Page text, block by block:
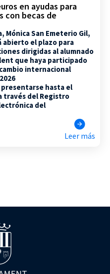
en ayudas para
con becas de
Mónica San Emeterio Gil,
abierto el plazo para
dirigidas al alumnado
que haya participado
internacional
hasta el
través del Registro
del
Leer más